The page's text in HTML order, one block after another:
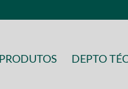
PRODUTOS DEPTO